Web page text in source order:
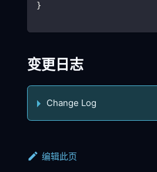
}
变更日志
Change Log
编辑此页